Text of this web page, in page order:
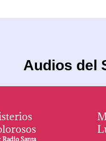
Audios del
Radio Santa